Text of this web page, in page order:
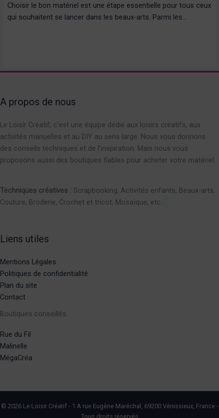
Choisir le bon matériel est une étape essentielle pour tous ceux
qui souhaitent se lancer dans les beaux-arts. Parmi les…
A propos de nous
Le Loisir Créatif, c’est une équipe dédié aux loisirs créatifs, aux
activités manuelles et au DIY au sens large. Nous vous donnons
des conseils techniques et de l’inspiration. Mais nous vous
proposons aussi des boutiques fiables pour acheter votre matériel.
Techniques créatives : Scrapbooking, Activités enfants, Beaux-arts,
Couture, Broderie, Crochet et tricot, Mosaïque, etc.
Liens utiles
Mentions Légales
Politiques de confidentialité
Plan du site
Contact
Boutiques conseillés
Rue du Fil
Malinelle
MégaCréa
© 2026 Le Loisir Créatif - 1 A rue Eugène Maréchal, 69200 Vénissieux, France -
Tous droits réservés